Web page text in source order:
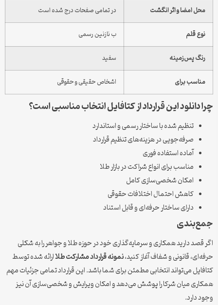
امضا و اثر انگشت در تمامی صفحات درج شده است
قلم ب نازنین رسمی
پس‌زمینه
برای اشخاص حقیقی و حقوقی
دانلود این قرارداد از کتافایل انتخاب مناسبی است؟
تنظیم شده با ساختار رسمی و استاندارد
صرفه‌جویی در هزینه‌های تنظیم قرارداد
آماده استفاده فوری
مناسب برای انواع شراکت در بازار طلا
امکان شخصی‌سازی کامل
کاهش احتمال اختلافات حقوقی
دارای ساختار حرفه‌ای و قابل استناد
دارید همکاری و سرمایه‌گذاری خود در حوزه طلا و جواهر را به شکلی
قانونی و شفاف آغاز کنید،نمونه قرارداد مشارکت طلاارائه شده توسط
می‌تواند انتخابی مطمئن برای شما باشد. این قرارداد تمامی جزئیات مهم
میان شرکا را پوشش می‌دهد و امکان ویرایش و شخصی‌سازی آن نیز
دارد.